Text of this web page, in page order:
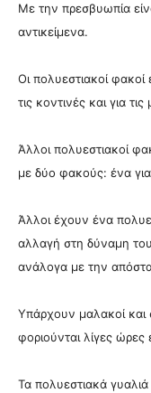
Με την πρεσβυωπία
αντικείμενα.
Οι πολυεστιακοί
τις κοντινές και για
Άλλοι πολυεστιακοί
με δύο φακούς: ένα
Άλλοι έχουν ένα
αλλαγή στη δύναμη
ανάλογα με την
Υπάρχουν μαλακοί και
φοριούνται λίγες ώρες
Τα πολυεστιακά